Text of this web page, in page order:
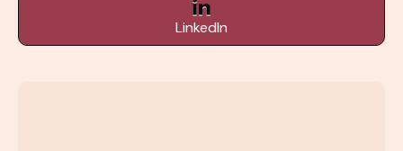
LinkedIn